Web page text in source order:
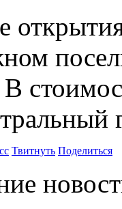
Твитнуть Поделиться